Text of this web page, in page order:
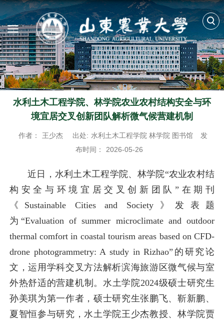
水利土木工程学院、林学院农业农村结构安全与环
境宜居交叉创新团队解析微气候营建机制
作者： 王少杰 出处: 水利土木工程学院 林学院 图书馆
发
布时间：
2026-05-26
近日，水利土木工程学院、林学院“农业农村结
构安全与环境宜居交叉创新团队”在期刊
《Sustainable Cities and Society》发表题
为“Evaluation of summer microclimate and outdoor
thermal comfort in coastal tourism areas based on CFD-
drone photogrammetry: A study in Rizhao”的研究论
文，运用学科交叉方法解析滨海旅游区微气候与室
外热舒适的营建机制。水土学院2024级硕士研究生
孙美琪为第一作者，硕士研究生张鹏飞、靳新鹏、
夏智恒参与研究，水土学院王少杰教授、林学院贾